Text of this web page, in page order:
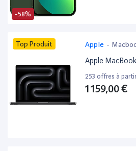
-58%
Top Produit Apple -
Apple
253 offres à
1 159,00 €